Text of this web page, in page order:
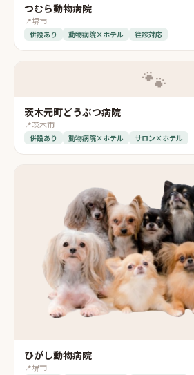
つむら動物病院
📍堺市
併設あり 動物病院×ホテル 往診対応
🐾
茨木元町どうぶつ病院
📍茨木市
併設あり 動物病院×ホテル サロン×ホテル
ひがし動物病院
📍堺市